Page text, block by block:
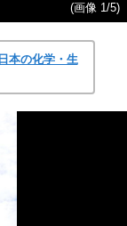
(画像 1/5)
本の化学・生